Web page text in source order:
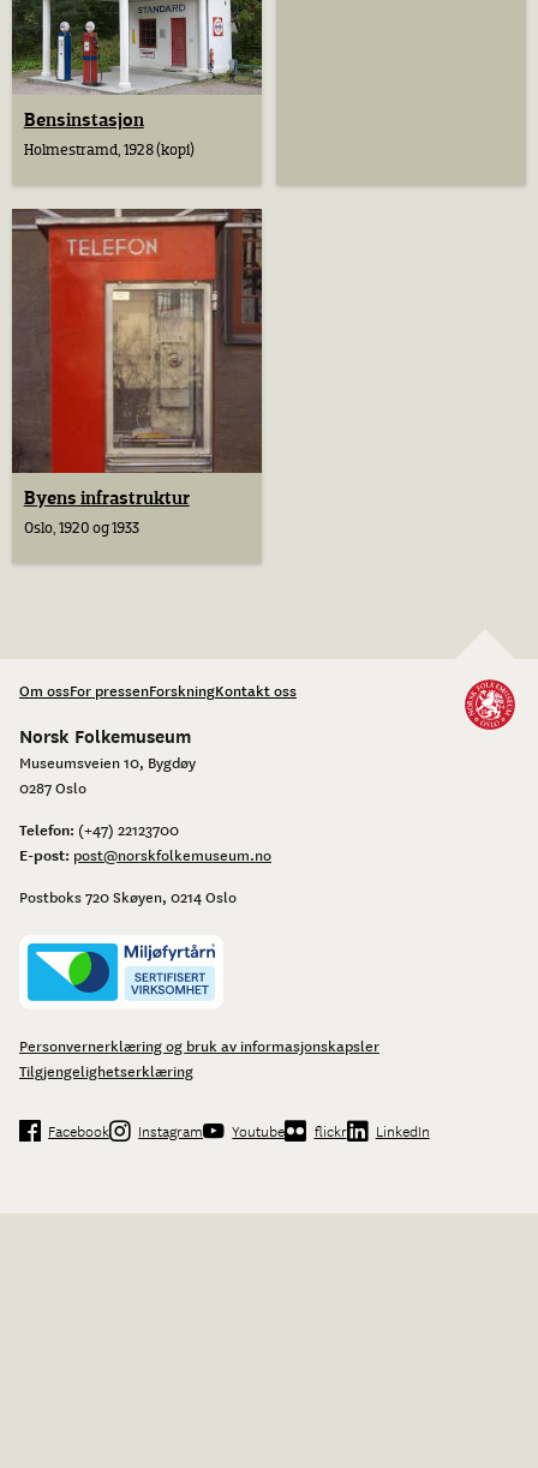
Bensinstasjon
Holmestramd, 1928 (kopi)
Byens infrastruktur
Oslo, 1920 og 1933
Om ossFor pressenForskningKontakt oss
Norsk Folkemuseum
Museumsveien 10, Bygdøy
0287 Oslo
Telefon: (+47) 22123700
E-post: post@norskfolkemuseum.no
Postboks 720 Skøyen, 0214 Oslo
Personvernerklæring og bruk av informasjonskapsler
Tilgjengelighetserklæring
Facebook Instagram Youtube flickr LinkedIn